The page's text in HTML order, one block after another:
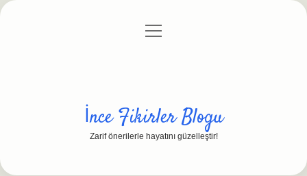
Gizlilik Politikası
menüyü
İnce Fikirler Blogu
Zarif önerilerle hayatını güzelleştir!